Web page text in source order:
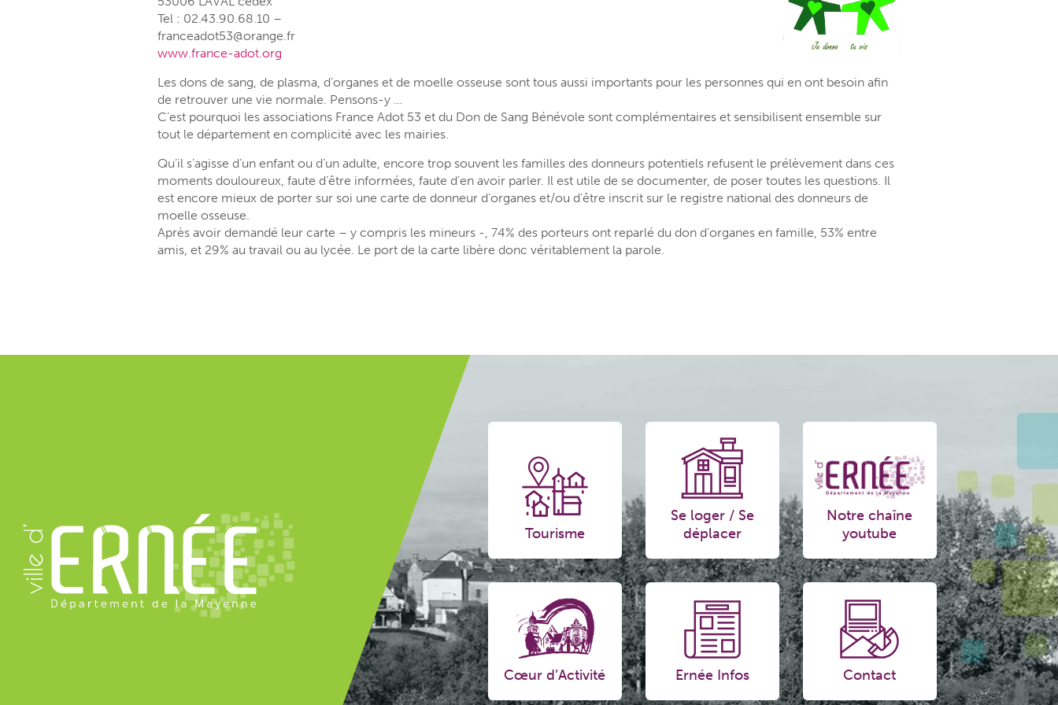
Tel : 02.43.90.68.10 –
franceadot53@orange.fr
www.france-adot.org
Les dons de sang, de plasma, d’organes et de moelle osseuse sont tous aussi importants pour les personnes qui en ont besoin afin
de retrouver une vie normale. Pensons-y …
C’est pourquoi les associations France Adot 53 et du Don de Sang Bénévole sont complémentaires et sensibilisent ensemble sur
tout le département en complicité avec les mairies.
Qu’il s’agisse d’un enfant ou d’un adulte, encore trop souvent les familles des donneurs potentiels refusent le prélèvement dans ces
moments douloureux, faute d’être informées, faute d’en avoir parler. Il est utile de se documenter, de poser toutes les questions. Il
est encore mieux de porter sur soi une carte de donneur d’organes et/ou d’être inscrit sur le registre national des donneurs de
moelle osseuse.
Après avoir demandé leur carte – y compris les mineurs -, 74% des porteurs ont reparlé du don d’organes en famille, 53% entre
amis, et 29% au travail ou au lycée. Le port de la carte libère donc véritablement la parole.
Tourisme
Se loger / Se
déplacer
Notre chaîne
youtube
Cœur d’Activité Ernée Infos Contact